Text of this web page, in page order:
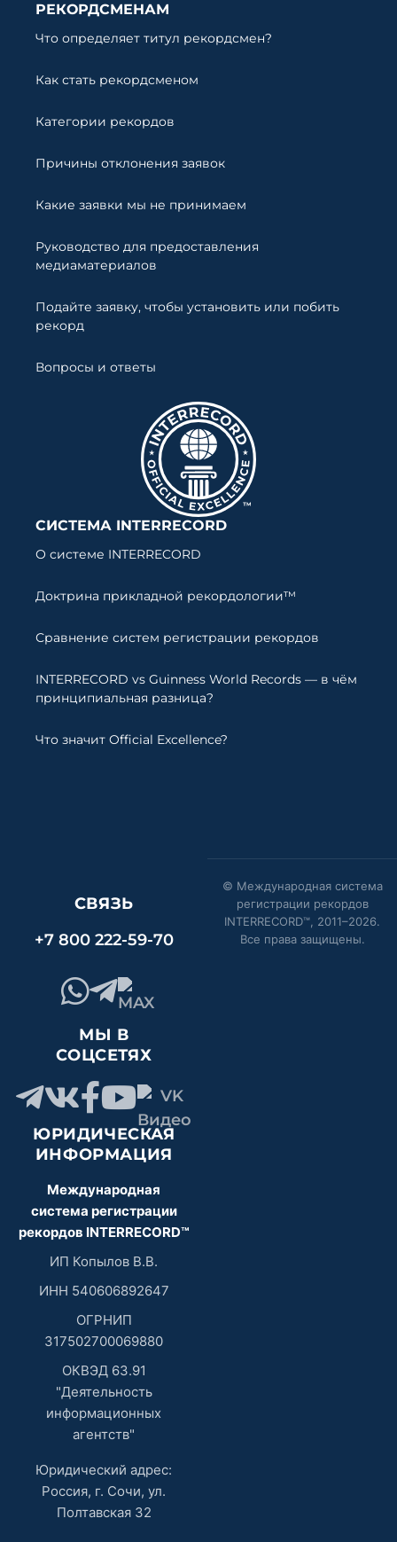
РЕКОРДСМЕНАМ
Что определяет титул рекордсмен?
Как стать рекордсменом
Категории рекордов
Причины отклонения заявок
Какие заявки мы не принимаем
Руководство для предоставления
медиаматериалов
Подайте заявку, чтобы установить или побить
рекорд
Вопросы и ответы
СИСТЕМА INTERRECORD
О системе INTERRECORD
Доктрина прикладной рекордологии™
Сравнение систем регистрации рекордов
INTERRECORD vs Guinness World Records — в чём
принципиальная разница?
Что значит Official Excellence?
СВЯЗЬ
+7 800 222-59-70
МЫ В
СОЦСЕТЯХ
ЮРИДИЧЕСКАЯ
ИНФОРМАЦИЯ
Международная
система регистрации
рекордов INTERRECORD™
ИП Копылов В.В.
ИНН 540606892647
ОГРНИП
317502700069880
ОКВЭД 63.91
"Деятельность
информационных
агентств"
Юридический адрес:
Россия, г. Сочи, ул.
Полтавская 32
© Международная система
регистрации рекордов
INTERRECORD™, 2011–2026.
Все права защищены.